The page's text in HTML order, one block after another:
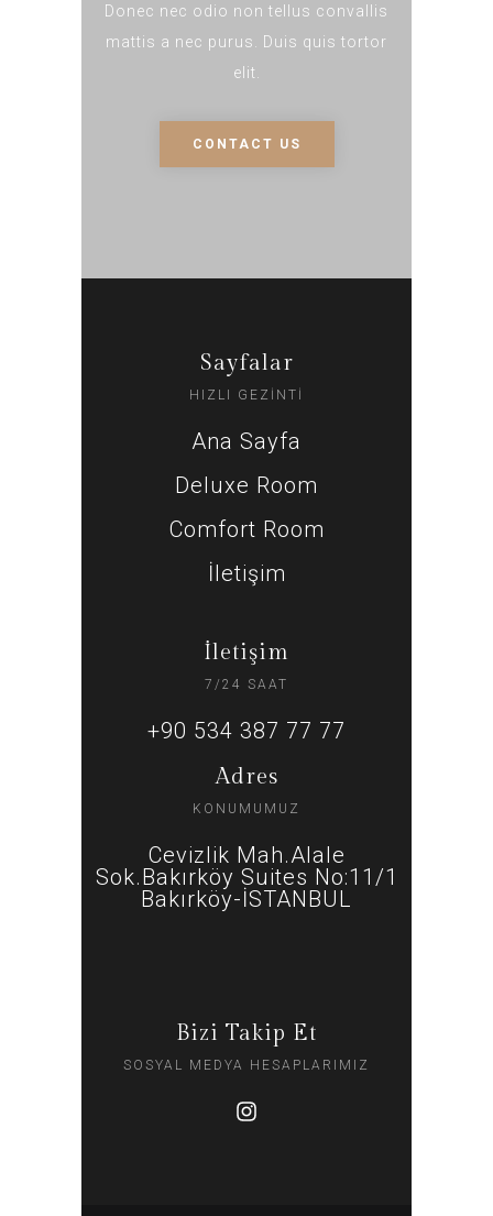
Donec nec odio non tellus convallis
mattis a nec purus. Duis quis tortor
elit.
CONTACT US
Sayfalar
HIZLI GEZİNTİ
Ana Sayfa
Deluxe Room
Comfort Room
İletişim
İletişim
7/24 SAAT
+90 534 387 77 77
Adres
KONUMUMUZ
Cevizlik Mah.Alale
Sok.Bakırköy Suites No:11/1
Bakırköy-İSTANBUL
Bizi Takip Et
SOSYAL MEDYA HESAPLARIMIZ